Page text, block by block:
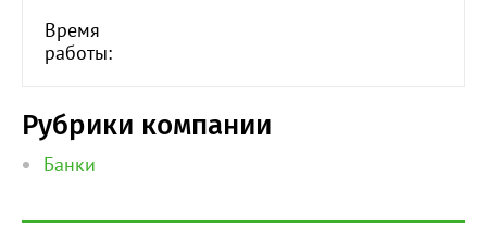
Время
работы:
Рубрики компании
Банки